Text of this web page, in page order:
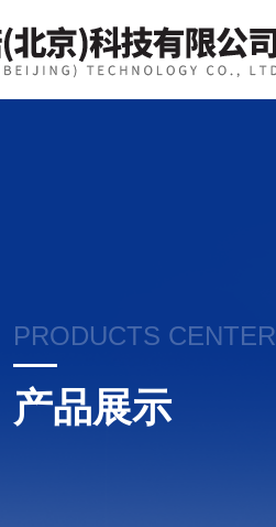
PRODUCTS CENTER
产品展示